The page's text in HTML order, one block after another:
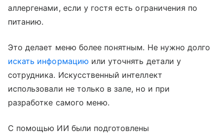
аллергенами, если у гостя есть ограничения по
питанию.
Это делает меню более понятным. Не нужно долго
искать информацию или уточнять детали у
сотрудника. Искусственный интеллект
использовали не только в зале, но и при
разработке самого меню.
С помощью ИИ были подготовлены